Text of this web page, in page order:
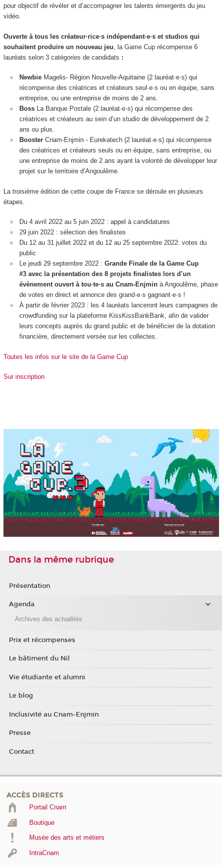
pour objectif de révéler et d’accompagner les talents émergents du jeu
vidéo.
Ouverte à tous les créateur·rice·s indépendant·e·s et studios qui
souhaitent produire un nouveau jeu , la Game Cup récompense 6
lauréats selon 3 catégories de candidats :
Newbie Magelis- Région Nouvelle-Aquitaine (2 lauréat·e·s) qui
récompense des créatrices et créateurs seul·e·s ou en équipe, sans
entreprise, ou une entreprise de moins de 2 ans.
Boss La Banque Postale (2 lauréat·e·s) qui récompense des
créatrices et créateurs au sein d’un studio de développement de 2
ans ou plus.
Booster Cnam-Enjmin - Eurekatech (2 lauréat·e·s) qui récompense
des créatrices et créateurs seuls ou en équipe, sans entreprise, ou
une entreprise de moins de 2 ans ayant la volonté de développer leur
projet sur le territoire d’Angoulême.
La troisième édition de cette coupe de France se déroule en plusieurs
étapes.
Du 4 avril 2022 au 5 juin 2022 : appel à candidatures
29 juin 2022 : sélection des finalistes
Du 12 au 31 juillet 2022 et du 12 au 25 septembre 2022: votes du
public
Le jeudi 29 septembre 2022 : Grande Finale de la Game Cup
#3 avec la présentation des 8 projets finalistes lors d’un
évènement ouvert à tou·te·s au Cnam-Enjmin à Angoulême, phase
de votes en direct et annonce des grand·e·s gagnant·e·s !
À partir de février 2023 : les 4 lauréats lanceront leurs campagnes de
crowdfunding sur la plateforme KissKissBankBank, afin de valider
leurs concepts auprès du grand public et de bénéficier de la dotation
financière, directement versée sur les collectes.
Toutes les infos sur le site de la Game Cup
Sur inscription
Dans la même rubrique
Présentation
Agenda
Archives des actualités
Prix et récompenses
Le bâtiment du Nil
Vie étudiante et alumni
Le blog
Inclusivité au Cnam-Enjmin
Presse
Contact
ACCÈS DIRECTS
Portail Cnam
Boutique
Musée des arts et métiers
IntraCnam